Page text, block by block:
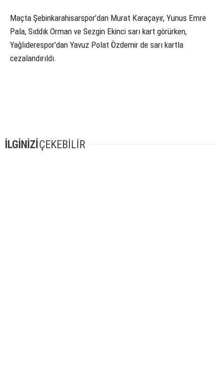
Maçta Şebinkarahisarspor’dan Murat Karaçayır, Yunus Emre
Pala, Sıddık Orman ve Sezgin Ekinci sarı kart görürken,
Yağlıderespor’dan Yavuz Polat Özdemir de sarı kartla
cezalandırıldı.
İLGİNİZİÇEKEBİLİR